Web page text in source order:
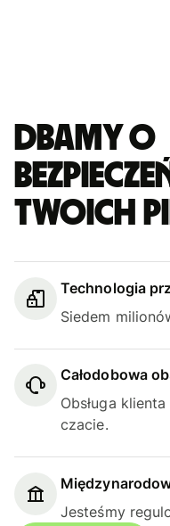
Dbamy o
Twoich
Technologia
Siedem
Całodobowa
Obsługa
czacie.
Jesteśmy